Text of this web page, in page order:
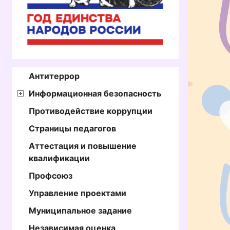
Антитеррор
Информационная безопасность
Противодействие коррупции
Страницы педагогов
Аттестация и повышение
квалификации
Профсоюз
Управление проектами
Муниципальное задание
Независимая оценка